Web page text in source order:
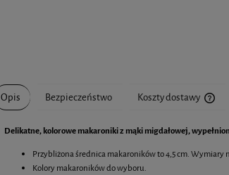
Opis Bezpieczeństwo Koszty dostawy
Delikatne, kolorowe makaroniki z mąki migdałowej,
Przybliżona średnica makaroników to 4,5 cm. Wymiary
Kolory makaroników do wyboru.